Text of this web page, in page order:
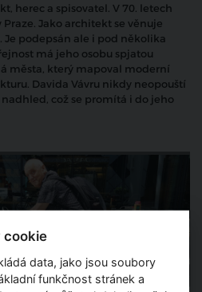
herec a spisovatel. V 70. letech
Jako architekt se věnuje
podepsán ale i pod několika
má jeho osobu spjatou
města, který mapoval moderní
Davida Vávru nikdy neopouští
což se promítá i do jeho
cookie
data, jako jsou soubory
funkčnost stránek a